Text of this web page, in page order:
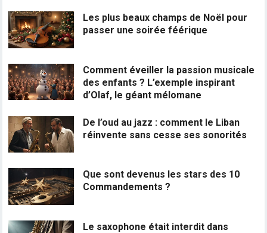
Les plus beaux champs de Noël pour
passer une soirée féérique
Comment éveiller la passion musicale
des enfants ? L’exemple inspirant
d’Olaf, le géant mélomane
De l’oud au jazz : comment le Liban
réinvente sans cesse ses sonorités
Que sont devenus les stars des 10
Commandements ?
Le saxophone était interdit dans